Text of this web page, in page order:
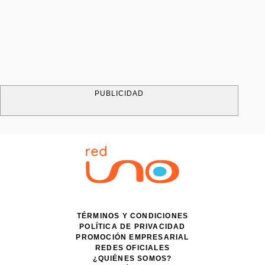
PUBLICIDAD
TÉRMINOS Y CONDICIONES
POLÍTICA DE PRIVACIDAD
PROMOCIÓN EMPRESARIAL
REDES OFICIALES
¿QUIÉNES SOMOS?